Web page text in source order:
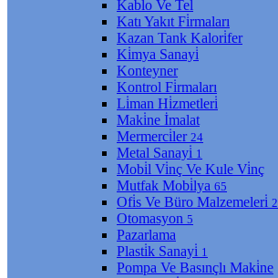
Kablo Ve Tel
Katı Yakıt Fi̇rmaları
Kazan Tank Kalori̇fer
Ki̇mya Sanayi̇
Konteyner
Kontrol Fi̇rmaları
Li̇man Hi̇zmetleri̇
Maki̇ne İmalat
Mermerci̇ler 24
Metal Sanayi̇ 1
Mobi̇l Vi̇nç Ve Kule Vi̇nç
Mutfak Mobi̇lya 65
Ofi̇s Ve Büro Malzemeleri̇ 2
Otomasyon 5
Pazarlama
Plasti̇k Sanayi̇ 1
Pompa Ve Basınçlı Maki̇ne